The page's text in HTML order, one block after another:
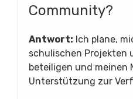
Community?
Antwort: Ich plane,
schulischen Projekten
beteiligen und meinen
Unterstützung zur